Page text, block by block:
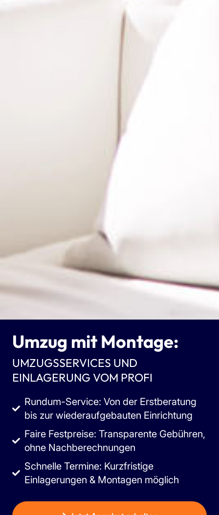
Umzug mit Montage:
UMZUGSSERVICES UND
EINLAGERUNG VOM PROFI
Rundum-Service: Von der Erstberatung
bis zur wiederaufgebauten Einrichtung
Faire Festpreise: Transparente Gebühren,
ohne Nachberechnungen
Schnelle Termine: Kurzfristige
Einlagerungen & Montagen möglich